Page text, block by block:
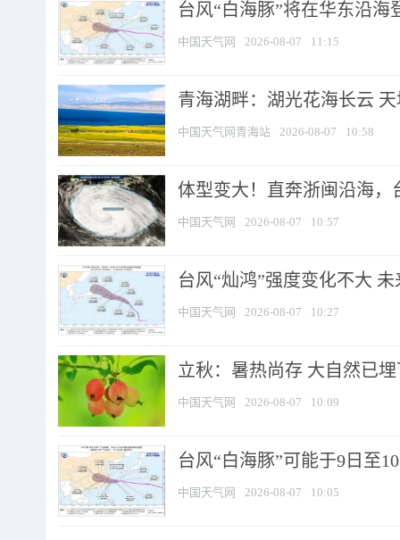
台风“白海豚”将在华东沿
中国天气网 2026-08-07 11:15
青海湖畔：湖光花海长云
中国天气网青海站 2026-08-07 10:58
体型变大！直奔浙闽沿海，
中国天气网 2026-08-07 10:57
台风“灿鸿”强度变化不大
中国天气网 2026-08-07 10:27
立秋：暑热尚存 大自然已
中国天气网 2026-08-07 10:09
台风“白海豚”可能于9日至
中国天气网 2026-08-07 10:05